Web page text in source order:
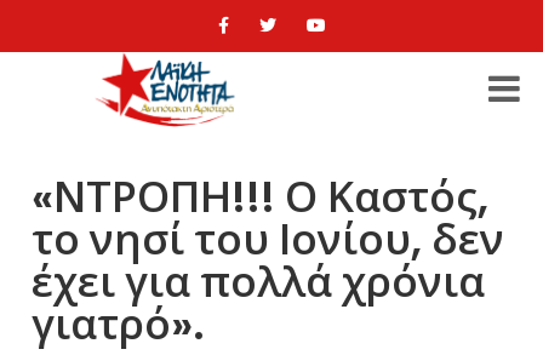
«ΝΤΡΟΠΗ!!! Ο Καστός,
το νησί του Ιονίου, δεν
έχει για πολλά χρόνια
γιατρό».